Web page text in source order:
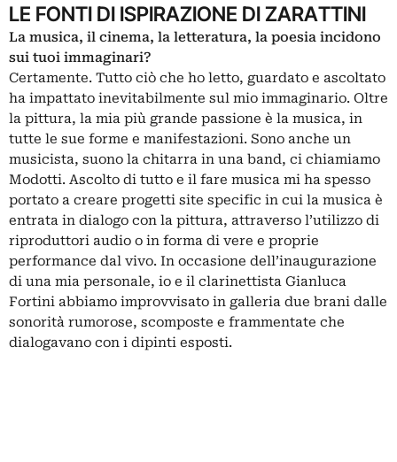
LE FONTI DI ISPIRAZIONE DI ZARATTINI
La musica, il cinema, la letteratura, la poesia incidono
sui tuoi immaginari?
Certamente. Tutto ciò che ho letto, guardato e ascoltato
ha impattato inevitabilmente sul mio immaginario. Oltre
la pittura, la mia più grande passione è la musica, in
tutte le sue forme e manifestazioni. Sono anche un
musicista, suono la chitarra in una band, ci chiamiamo
Modotti. Ascolto di tutto e il fare musica mi ha spesso
portato a creare progetti site specific in cui la musica è
entrata in dialogo con la pittura, attraverso l’utilizzo di
riproduttori audio o in forma di vere e proprie
performance dal vivo. In occasione dell’inaugurazione
di una mia personale, io e il clarinettista Gianluca
Fortini abbiamo improvvisato in galleria due brani dalle
sonorità rumorose, scomposte e frammentate che
dialogavano con i dipinti esposti.